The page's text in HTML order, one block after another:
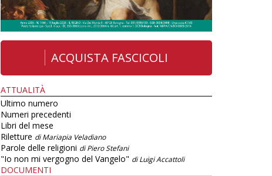
ACQUISTA FASCICOLI
ATTUALITÀ
Ultimo numero
Numeri precedenti
Libri del mese
Riletture di Mariapia Veladiano
Parole delle religioni di Piero Stefani
"Io non mi vergogno del Vangelo" di Luigi Accattoli
DOCUMENTI